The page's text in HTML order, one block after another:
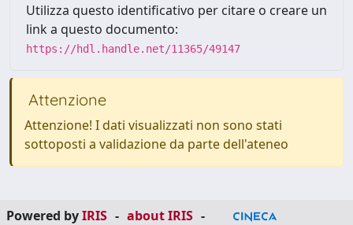
Utilizza questo identificativo per citare o creare un
link a questo documento:
https://hdl.handle.net/11365/49147
Attenzione
Attenzione! I dati visualizzati non sono stati
sottoposti a validazione da parte dell'ateneo
Powered byIRIS - about IRIS -